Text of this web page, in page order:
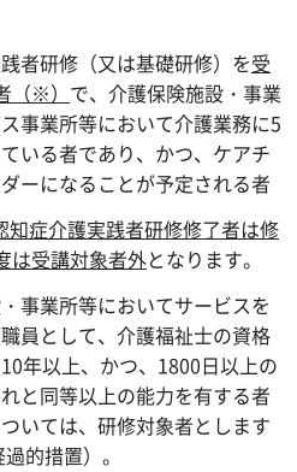
者研修（又は基礎研修）を受
（※） で、介護保険施設・事業
事業所等において介護業務に5
いる者であり、かつ、ケアチ
ーになることが予定される者
症介護実践者研修修了者は修
は受講対象者外となります。
事業所等においてサービスを
員として、介護福祉士の資格
年以上、かつ、1800日以上の
と同等以上の能力を有する者
いては、研修対象者とします
的措置）。